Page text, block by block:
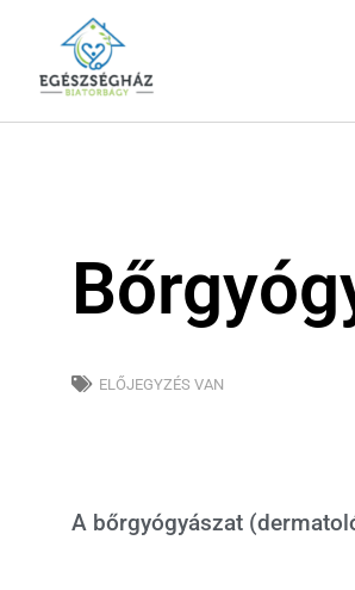
ELŐJEGYZÉS VAN
A bőrgyógyászat